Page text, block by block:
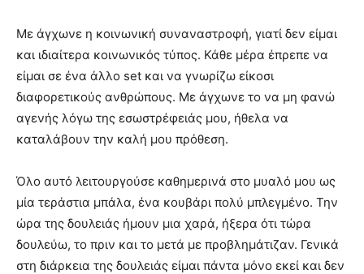
Με άγχωνε η κοινωνική συναναστροφή, γιατί δεν είμαι
και ιδιαίτερα κοινωνικός τύπος. Κάθε μέρα έπρεπε να
είμαι σε ένα άλλο set και να γνωρίζω είκοσι
διαφορετικούς ανθρώπους. Με άγχωνε το να μη φανώ
αγενής λόγω της εσωστρέφειάς μου, ήθελα να
καταλάβουν την καλή μου πρόθεση.
Όλο αυτό λειτουργούσε καθημερινά στο μυαλό μου ως
μία τεράστια μπάλα, ένα κουβάρι πολύ μπλεγμένο. Την
ώρα της δουλειάς ήμουν μια χαρά, ήξερα ότι τώρα
δουλεύω, το πριν και το μετά με προβλημάτιζαν. Γενικά
στη διάρκεια της δουλειάς είμαι πάντα μόνο εκεί και δεν